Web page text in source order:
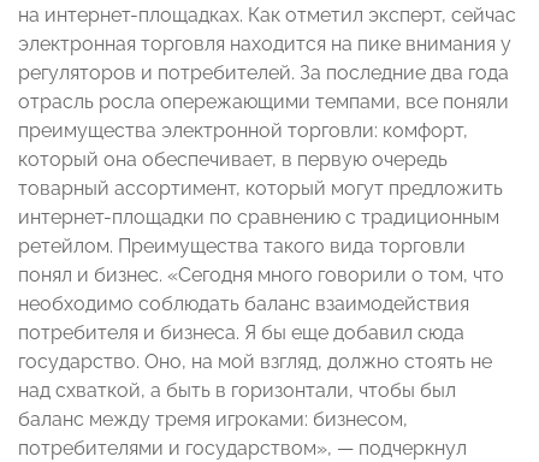
на интернет-площадках. Как отметил эксперт, сейчас
электронная торговля находится на пике внимания у
регуляторов и потребителей. За последние два года
отрасль росла опережающими темпами, все поняли
преимущества электронной торговли: комфорт,
который она обеспечивает, в первую очередь
товарный ассортимент, который могут предложить
интернет-площадки по сравнению с традиционным
ретейлом. Преимущества такого вида торговли
понял и бизнес. «Сегодня много говорили о том, что
необходимо соблюдать баланс взаимодействия
потребителя и бизнеса. Я бы еще добавил сюда
государство. Оно, на мой взгляд, должно стоять не
над схваткой, а быть в горизонтали, чтобы был
баланс между тремя игроками: бизнесом,
потребителями и государством», — подчеркнул